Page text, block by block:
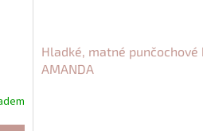
Hladké, matné
AMANDA